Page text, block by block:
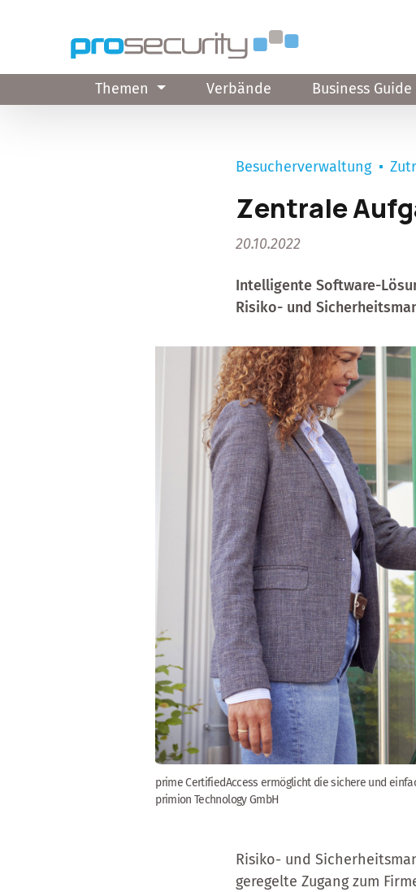
Themen Verbände Business Guide
Besucherverwaltung
Zentrale
20.10.2022
Intelligente Software-
Risiko- und
prime CertifiedAccess ermöglicht die sichere und
primion Technology GmbH
Risiko- und
geregelte Zugang zum